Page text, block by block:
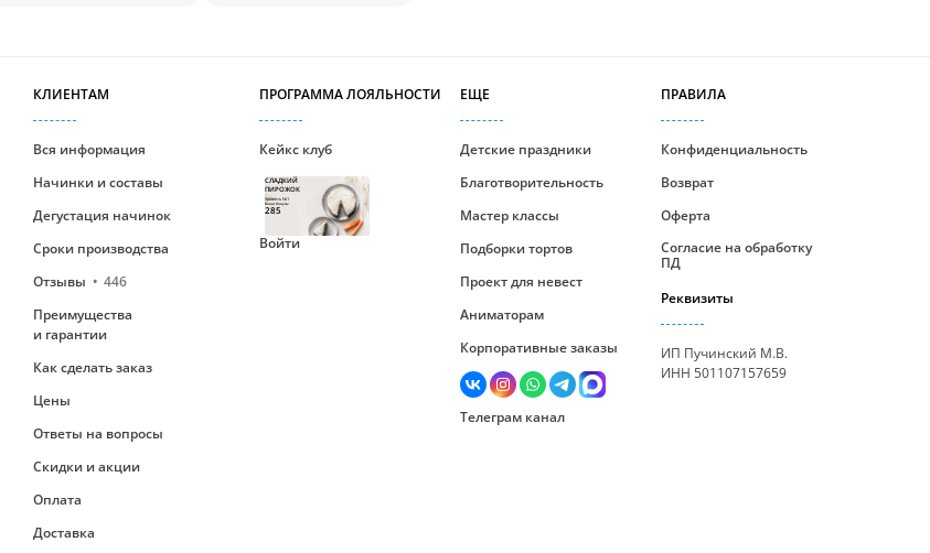
КЛИЕНТАМ
Вся информация
Начинки и составы
Дегустация начинок
Сроки производства
Отзывы
446
Преимущества
и гарантии
Как сделать заказ
Цены
Ответы на вопросы
Скидки и акции
Оплата
Доставка
ПРОГРАММА ЛОЯЛЬНОСТИ
Кейкс клуб
СЛАДКИЙ
ПИРОЖОК
Уровень №1
Ваши бонусы
285
Войти
ЕЩЕ
Детские праздники
Благотворительность
Мастер классы
Подборки тортов
Проект для невест
Аниматорам
Корпоративные заказы
Телеграм канал
ПРАВИЛА
Конфиденциальность
Возврат
Оферта
Согласие на обработку
ПД
Реквизиты
ИП Пучинский М.В.
ИНН 501107157659